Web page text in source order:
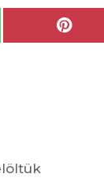
Share